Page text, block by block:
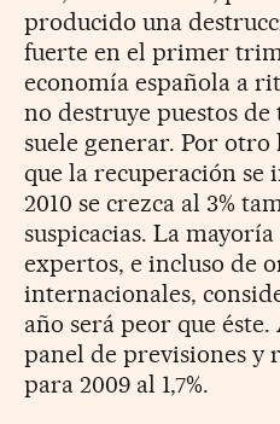
producido una
fuerte en el primer
economía española a
no destruye puestos
suele generar. Por
que la recuperación se
2010 se crezca al 3%
suspicacias. La
expertos, e incluso de
internacionales,
año será peor que
panel de previsiones y
para 2009 al 1,7%.